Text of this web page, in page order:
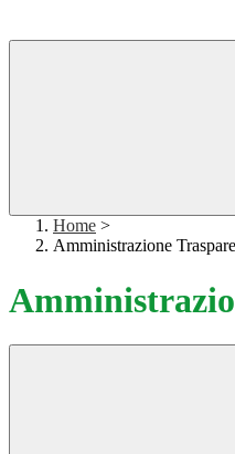
Home >
Amministrazione